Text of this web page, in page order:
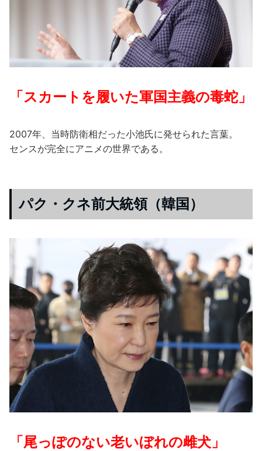
「スカートを履いた軍国主義の毒蛇」
2007年、当時防衛相だった小池氏に発せられた言葉。
センスが完全にアニメの世界である。
パク・クネ前大統領（韓国）
「尾っぽのない老いぼれの雌犬」